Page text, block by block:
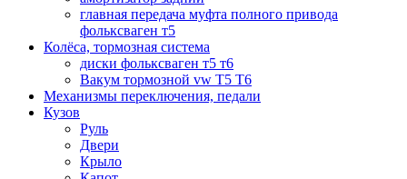
главная передача муфта полного привода
фольксваген т5
Колёса, тормозная система
диски фольксваген т5 т6
Вакум тормозной vw T5 T6
Механизмы переключения, педали
Кузов
Руль
Двери
Крыло